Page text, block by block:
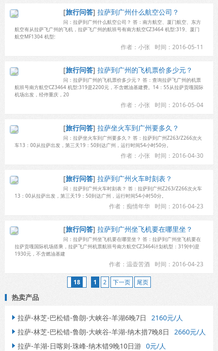
[旅行问答] 拉萨到广州什么航空公司？
问：拉萨到广州什么航空公司？ 答：南方航空、厦门航空、东方
航空有从拉萨飞广州的飞机，拉萨飞广州的航班号有南方航空CZ3464 机型:319、厦门
航空MF1304 机型:
时间：2016-05-11
作者：小张
[旅行问答] 拉萨到广州的飞机票价多少元？
问：拉萨到广州的飞机票价多少元？ 答：查询拉萨飞广州的机票
航班号南方航空CZ3464 机型:319是2200元，不含燃油基建费。14：55从拉萨贡嘎国际
机场出发，经停重庆，20
时间：2016-05-04
作者：小张
[旅行问答] 拉萨坐火车到广州要多久？
问：拉萨坐火车到广州要多久？ 答：拉萨到广州Z263/Z266次火
车13：00从拉萨出发，第三天19：50到达广州，运行时间54小时50分。
时间：2016-04-30
作者：小张
[旅行问答] 拉萨到广州火车时刻表？
问：拉萨到广州火车时刻表？ 答：拉萨到广州Z263/Z266次火车
13：00从拉萨出发，第三天19：50到达广州，运行时间54小时50分。
时间：2016-04-23
作者：痴情年华
[旅行问答] 拉萨到广州坐飞机要在哪里坐？
问：拉萨到广州坐飞机要在哪里坐？ 答：拉萨到广州坐飞机要在
拉萨贡嘎国际机场搭乘，拉萨飞广州机票航班号南方航空CZ3464计划机型：319(中)是
1930元，不含燃油基建
时间：2016-04-23
作者：温壶苦酒
18 1 2 下一页 尾页
热卖产品
 拉萨-林芝-巴松错-鲁朗-大峡谷-羊湖6晚7日 2160元/人
 拉萨-林芝-巴松错-鲁朗-大峡谷-羊湖-纳木措7晚8日 2660元/人
 拉萨-羊湖-日喀则-珠峰-纳木错9晚10日游 0元/人